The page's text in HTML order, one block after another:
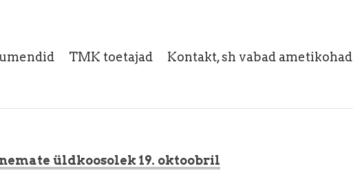
TMK toetajad Kontakt, sh vabad ametikohad
üldkoosolek 19. oktoobril